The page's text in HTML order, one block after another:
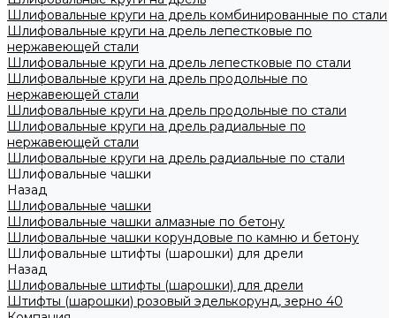
Шлифовальные круги на дрель комбинированные по стали
Шлифовальные круги на дрель лепестковые по
нержавеющей стали
Шлифовальные круги на дрель лепестковые по стали
Шлифовальные круги на дрель продольные по
нержавеющей стали
Шлифовальные круги на дрель продольные по стали
Шлифовальные круги на дрель радиальные по
нержавеющей стали
Шлифовальные круги на дрель радиальные по стали
Шлифовальные чашки
Назад
Шлифовальные чашки
Шлифовальные чашки алмазные по бетону
Шлифовальные чашки корундовые по камню и бетону
Шлифовальные штифты (шарошки) для дрели
Назад
Шлифовальные штифты (шарошки) для дрели
Штифты (шарошки) розовый эделькорунд, зерно 40